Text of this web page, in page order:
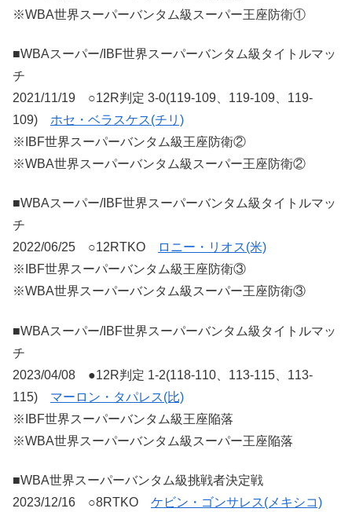
※WBA世界スーパーバンタム級スーパー王座防衛①
■WBAスーパー/IBF世界スーパーバンタム級タイトルマッ
チ
2021/11/19 ○12R判定 3-0(119-109、119-109、119-
109) ホセ・ベラスケス(チリ)
※IBF世界スーパーバンタム級王座防衛②
※WBA世界スーパーバンタム級スーパー王座防衛②
■WBAスーパー/IBF世界スーパーバンタム級タイトルマッ
チ
2022/06/25 ○12RTKO
ロニー・リオス(米)
※IBF世界スーパーバンタム級王座防衛③
※WBA世界スーパーバンタム級スーパー王座防衛③
■WBAスーパー/IBF世界スーパーバンタム級タイトルマッ
チ
2023/04/08 ●12R判定 1-2(118-110、113-115、113-
115) マーロン・タパレス(比)
※IBF世界スーパーバンタム級王座陥落
※WBA世界スーパーバンタム級スーパー王座陥落
■WBA世界スーパーバンタム級挑戦者決定戦
2023/12/16 ○8RTKO ケビン・ゴンサレス(メキシコ)